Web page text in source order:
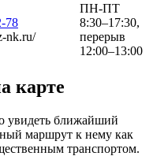
78
nk.ru/
ПН-ПТ
8:30–17:30,
перерыв
12:00–13:00
карте
увидеть ближайший
маршрут к нему как
транспортом.